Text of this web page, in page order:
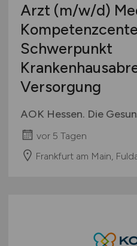
Arzt (m/w/d)
Schwerpunkt
Versorgung
AOK Hessen. Die
vor 5 Tagen
Frankfurt am Main,